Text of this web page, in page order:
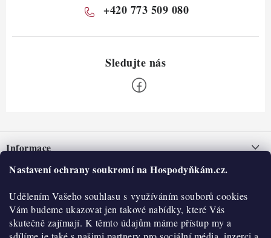
Nastavení ochrany soukromí na Hospodyňkám.cz.
Udělením Vašeho souhlasu s využíváním souborů cookies
Vám budeme ukazovat jen takové nabídky, které Vás
skutečně zajímají. K těmto údajům máme přístup my a
+420 773 509 080
pInformace
Nepřevzetí zásilky na dobírku
Obchodní podmínky
Hodnocení obchodu
O nás
Historie
Kontakty
O nákupu
Reklamace a vratky